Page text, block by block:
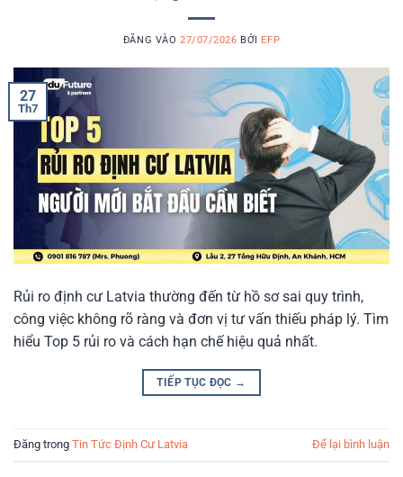
ĐĂNG VÀO 27/07/2026 BỞI EFP
27
Th7
Rủi ro định cư Latvia thường đến từ hồ sơ sai quy trình,
công việc không rõ ràng và đơn vị tư vấn thiếu pháp lý. Tìm
hiểu Top 5 rủi ro và cách hạn chế hiệu quả nhất.
TIẾP TỤC ĐỌC →
Đăng trong Tin Tức Định Cư Latvia Để lại bình luận